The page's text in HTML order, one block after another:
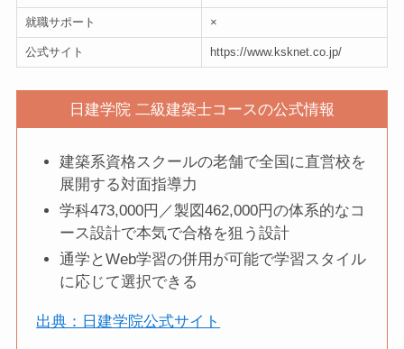
就職サポート ×
公式サイト https://www.ksknet.co.jp/
日建学院 二級建築士コースの公式情報
建築系資格スクールの老舗で全国に直営校を
展開する対面指導力
学科473,000円／製図462,000円の体系的なコ
ース設計で本気で合格を狙う設計
通学とWeb学習の併用が可能で学習スタイル
に応じて選択できる
出典：日建学院公式サイト